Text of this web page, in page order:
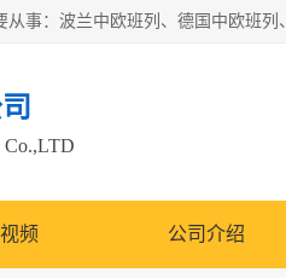
Co.,LTD
频 公司介绍